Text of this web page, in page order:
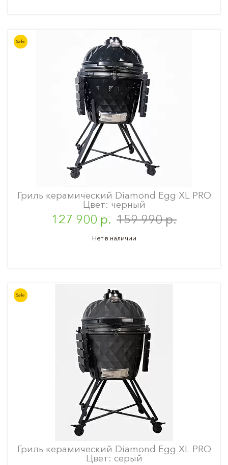
Sale
Гриль керамический Diamond Egg XL PRO
Цвет: черный
127 900 р. 159 990 р.
Нет в наличии
Sale
Гриль керамический Diamond Egg XL PRO
Цвет: серый